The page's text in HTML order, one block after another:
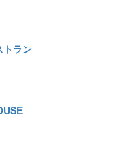
トラン